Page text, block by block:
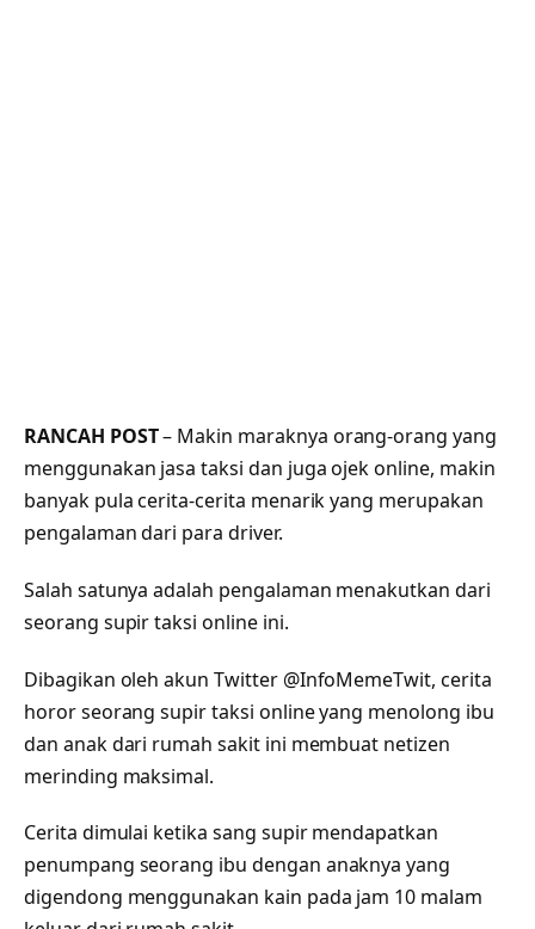
RANCAH POST– Makin maraknya orang-orang yang
menggunakan jasa taksi dan juga ojek online, makin
banyak pula cerita-cerita menarik yang merupakan
pengalaman dari para driver.
Salah satunya adalah pengalaman menakutkan dari
seorang supir taksi online ini.
Dibagikan oleh akun Twitter @InfoMemeTwit, cerita
horor seorang supir taksi online yang menolong ibu
dan anak dari rumah sakit ini membuat netizen
merinding maksimal.
Cerita dimulai ketika sang supir mendapatkan
penumpang seorang ibu dengan anaknya yang
digendong menggunakan kain pada jam 10 malam